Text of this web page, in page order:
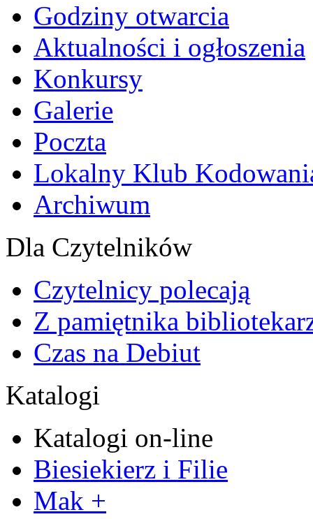
Godziny otwarcia
Aktualności i ogłoszenia
Konkursy
Galerie
Poczta
Lokalny Klub
Archiwum
Dla Czytelników
Czytelnicy polecają
Z pamiętnika
Czas na Debiut
Katalogi
Katalogi on-line
Biesiekierz i Filie
Mak +